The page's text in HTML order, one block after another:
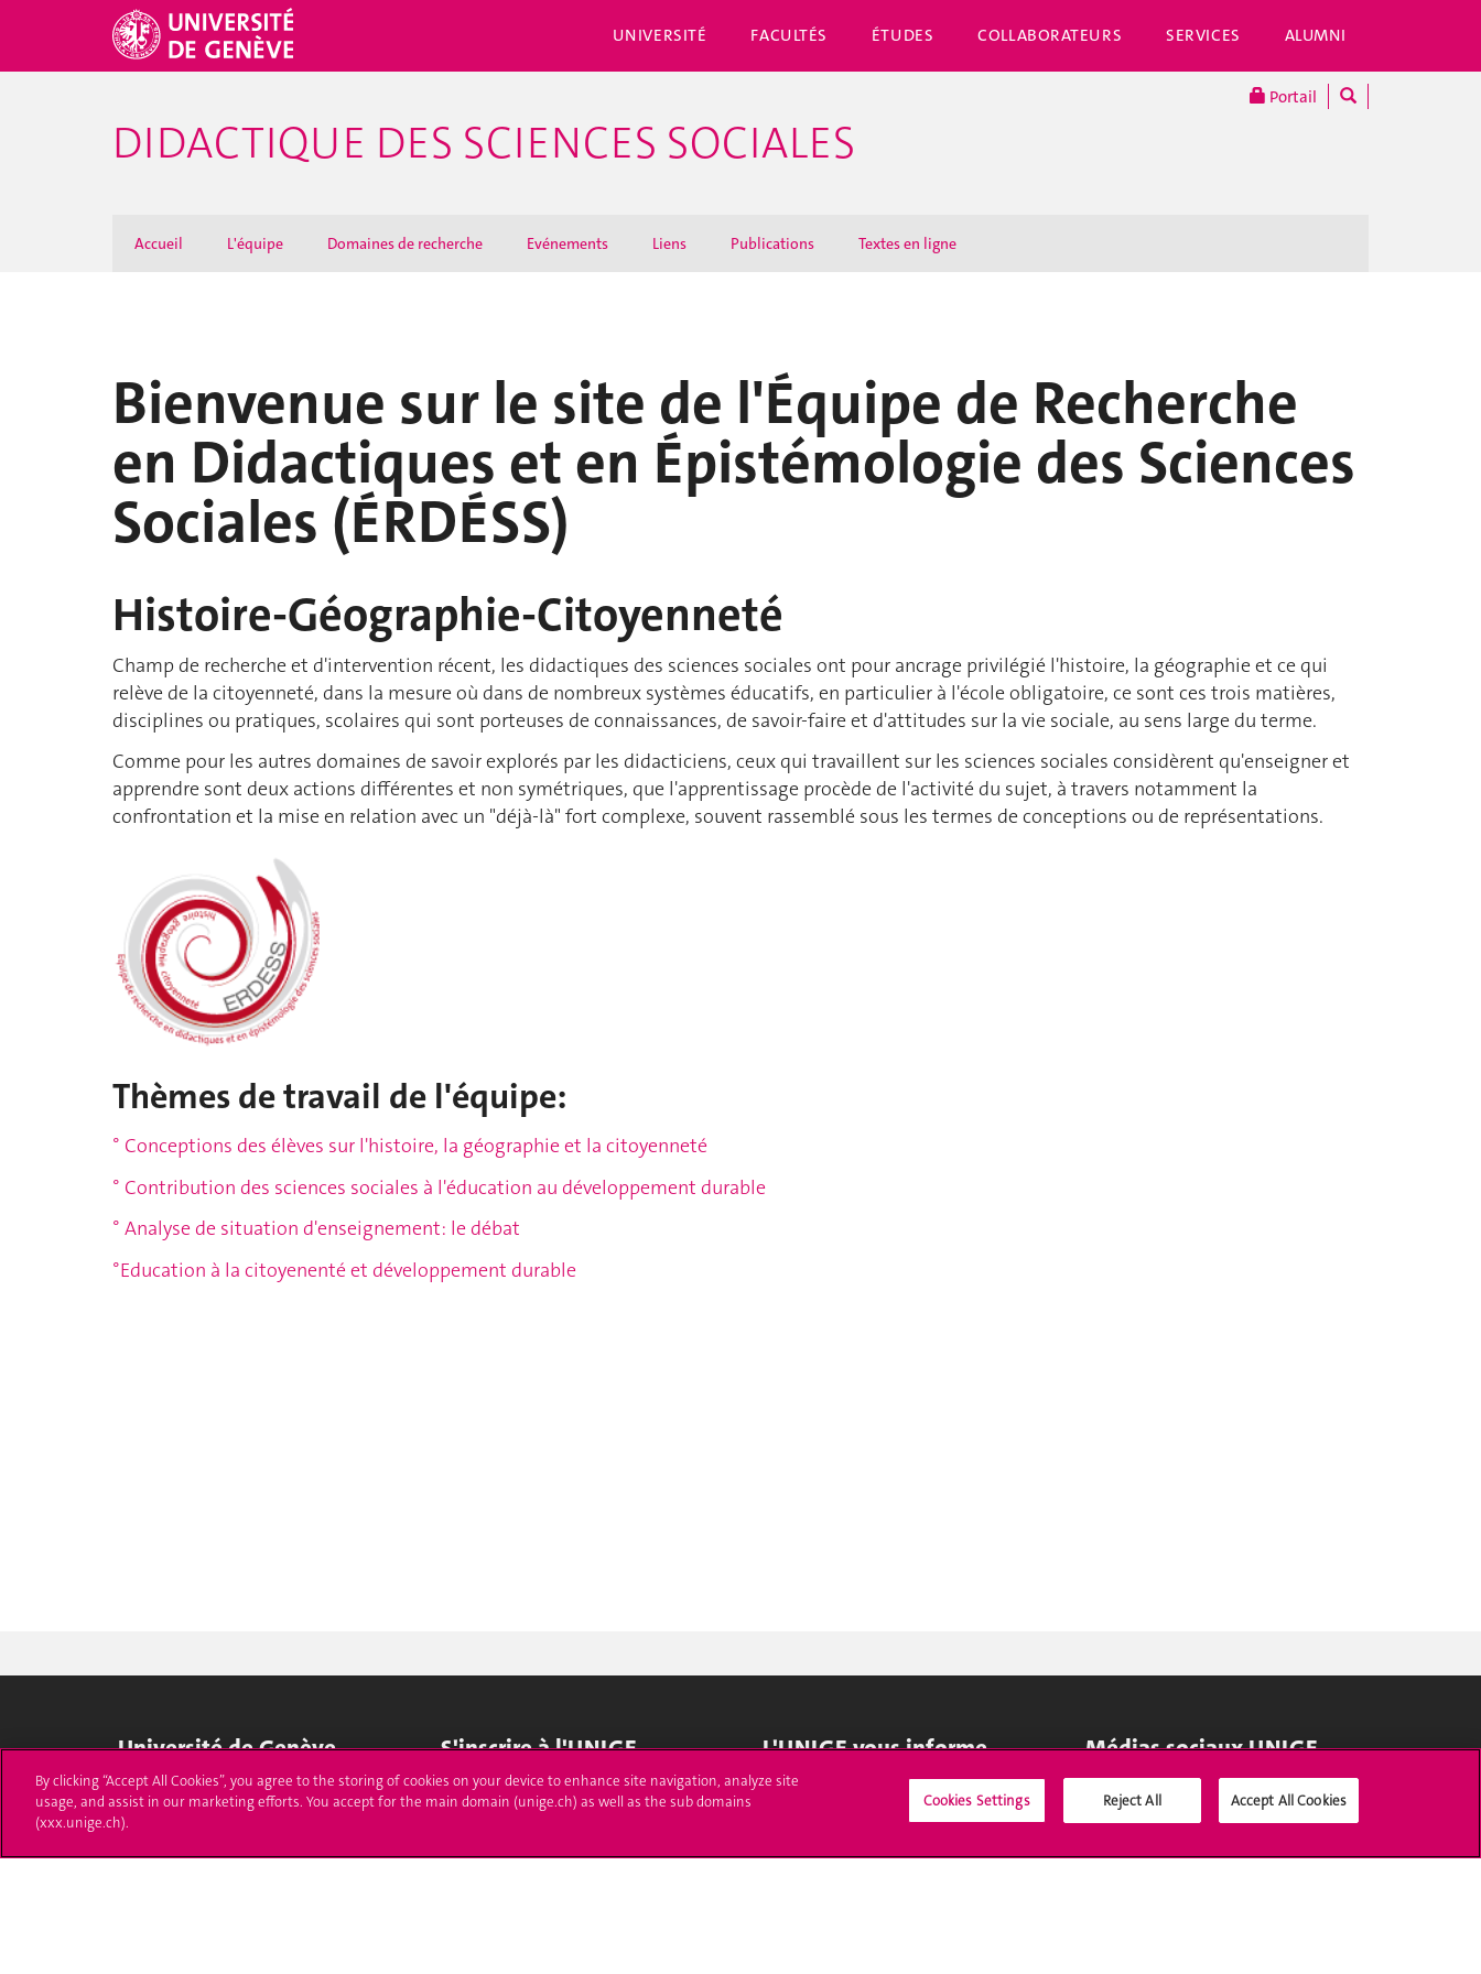
UNIVERSITÉ FACULTÉS ÉTUDES COLLABORATEURS SERVICES ALUMNI
Portail
DIDACTIQUE DES SCIENCES SOCIALES
Accueil L'équipe Domaines de recherche Evénements Liens Publications Textes en ligne
Bienvenue sur le site de l'Équipe de Recherche
en Didactiques et en Épistémologie des Sciences
Sociales (ÉRDÉSS)
Histoire-Géographie-Citoyenneté
Champ de recherche et d'intervention récent, les didactiques des sciences sociales ont pour ancrage privilégié l'histoire, la géographie et ce qui
relève de la citoyenneté, dans la mesure où dans de nombreux systèmes éducatifs, en particulier à l'école obligatoire, ce sont ces trois matières,
disciplines ou pratiques, scolaires qui sont porteuses de connaissances, de savoir-faire et d'attitudes sur la vie sociale, au sens large du terme.
Comme pour les autres domaines de savoir explorés par les didacticiens, ceux qui travaillent sur les sciences sociales considèrent qu'enseigner et
apprendre sont deux actions différentes et non symétriques, que l'apprentissage procède de l'activité du sujet, à travers notamment la
confrontation et la mise en relation avec un "déjà-là" fort complexe, souvent rassemblé sous les termes de conceptions ou de représentations.
Thèmes de travail de l'équipe:
° Conceptions des élèves sur l'histoire, la géographie et la citoyenneté
° Contribution des sciences sociales à l'éducation au développement durable
° Analyse de situation d'enseignement: le débat
°Education à la citoyenenté et développement durable
Université de Genève
24 rue du Général-Dufour
1211 Genève 4
F. +41 (0)22 379 11 34
S'inscrire à l'UNIGE
Immatriculations
L'UNIGE vous informe Médias sociaux UNIGE
By clicking “Accept All Cookies”, you agree to the storing of cookies on your device to enhance site navigation, analyze site
usage, and assist in our marketing efforts. You accept for the main domain (unige.ch) as well as the sub domains
(xxx.unige.ch).
Cookies Settings Reject All Accept All Cookies